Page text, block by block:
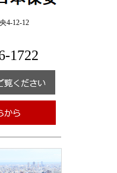
4-12-12
1722